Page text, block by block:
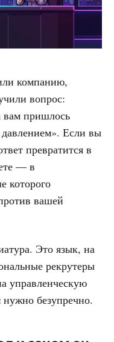
компанию,
вопрос:
вам пришлось
Если вы
превратится в
— в
которого
вашей
Это язык, на
рекрутеры
управленческую
безупречно.